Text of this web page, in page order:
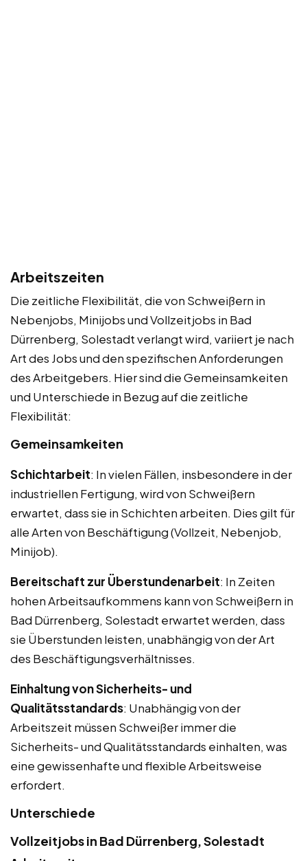
Arbeitszeiten
Die zeitliche Flexibilität, die von Schweißern in
Nebenjobs, Minijobs und Vollzeitjobs in Bad
Dürrenberg, Solestadt verlangt wird, variiert je nach
Art des Jobs und den spezifischen Anforderungen
des Arbeitgebers. Hier sind die Gemeinsamkeiten
und Unterschiede in Bezug auf die zeitliche
Flexibilität:
Gemeinsamkeiten
Schichtarbeit: In vielen Fällen, insbesondere in der
industriellen Fertigung, wird von Schweißern
erwartet, dass sie in Schichten arbeiten. Dies gilt für
alle Arten von Beschäftigung (Vollzeit, Nebenjob,
Minijob).
Bereitschaft zur Überstundenarbeit: In Zeiten
hohen Arbeitsaufkommens kann von Schweißern in
Bad Dürrenberg, Solestadt erwartet werden, dass
sie Überstunden leisten, unabhängig von der Art
des Beschäftigungsverhältnisses.
Einhaltung von Sicherheits- und
Qualitätsstandards: Unabhängig von der
Arbeitszeit müssen Schweißer immer die
Sicherheits- und Qualitätsstandards einhalten, was
eine gewissenhafte und flexible Arbeitsweise
erfordert.
Unterschiede
Vollzeitjobs in Bad Dürrenberg, Solestadt